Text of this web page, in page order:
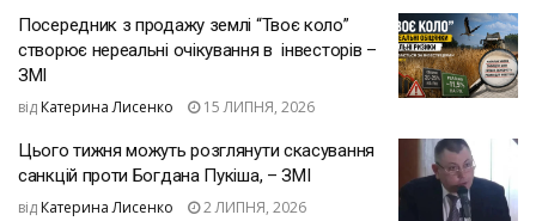
Посередник з продажу землі “Твоє коло”
створює нереальні очікування в інвесторів –
ЗМІ
від Катерина Лисенко 15 ЛИПНЯ, 2026
Цього тижня можуть розглянути скасування
санкцій проти Богдана Пукіша, – ЗМІ
від Катерина Лисенко 2 ЛИПНЯ, 2026